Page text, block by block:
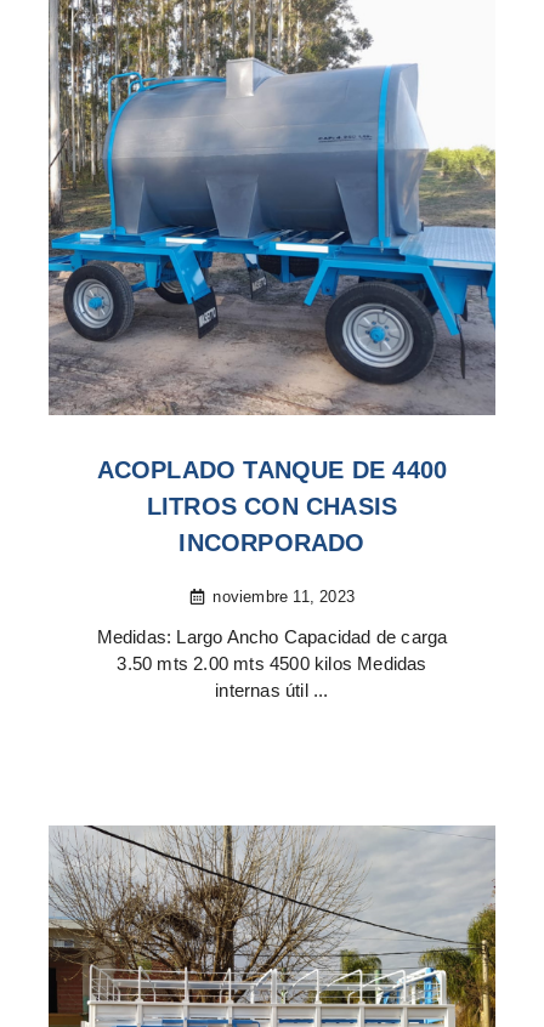
ACOPLADO TANQUE DE 4400
LITROS CON CHASIS
INCORPORADO
noviembre 11, 2023
Medidas: Largo Ancho Capacidad de carga
3.50 mts 2.00 mts 4500 kilos Medidas
internas útil ...